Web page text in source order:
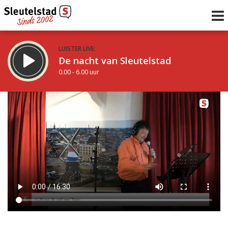
LUISTER LIVE:
De nacht van Sleutelstad
0.00 - 6.00 uur
STRAKS:
De ochtend van Sleutelstad
6.00 - 12.00 uur
Vorig uur
uur 1 van 0 Volgend uur
Inklappen